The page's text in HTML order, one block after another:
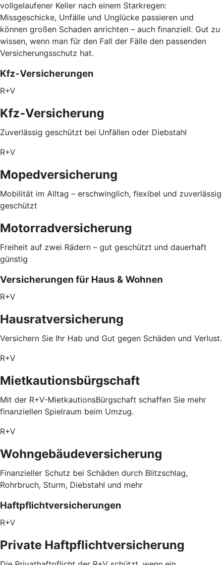
vollgelaufener Keller nach einem Starkregen:
Missgeschicke, Unfälle und Unglücke passieren und
können großen Schaden anrichten – auch finanziell. Gut zu
wissen, wenn man für den Fall der Fälle den passenden
Versicherungsschutz hat.
Kfz-Versicherungen
R+V
Kfz-Versicherung
Zuverlässig geschützt bei Unfällen oder Diebstahl
R+V
Mopedversicherung
Mobilität im Alltag – erschwinglich, flexibel und zuverlässig
geschützt
Motorradversicherung
Freiheit auf zwei Rädern – gut geschützt und dauerhaft
günstig
Versicherungen für Haus & Wohnen
R+V
Hausratversicherung
Versichern Sie Ihr Hab und Gut gegen Schäden und Verlust.
R+V
Mietkautionsbürgschaft
Mit der R+V-MietkautionsBürgschaft schaffen Sie mehr
finanziellen Spielraum beim Umzug.
R+V
Wohngebäudeversicherung
Finanzieller Schutz bei Schäden durch Blitzschlag,
Rohrbruch, Sturm, Diebstahl und mehr
Haftpflichtversicherungen
R+V
Private Haftpflichtversicherung